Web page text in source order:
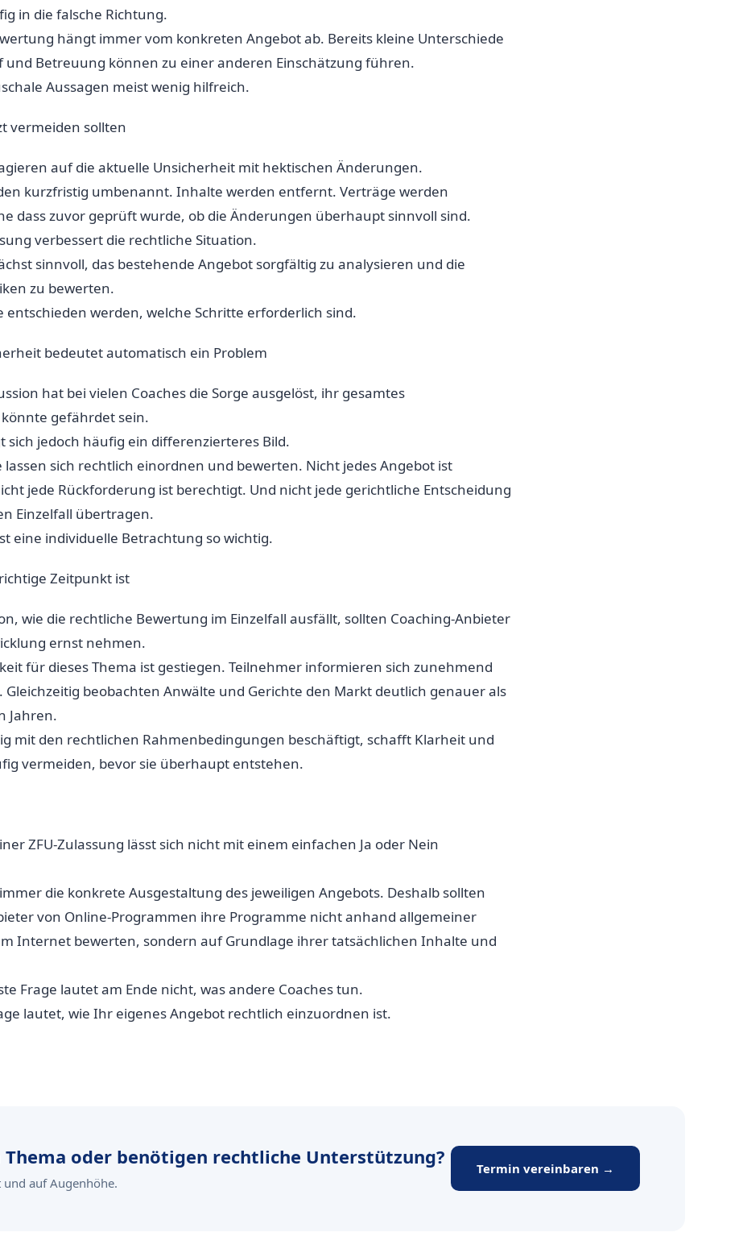
in die falsche Richtung.
hängt immer vom konkreten Angebot ab. Bereits kleine Unterschiede
und Betreuung können zu einer anderen Einschätzung führen.
Aussagen meist wenig hilfreich.
vermeiden sollten
auf die aktuelle Unsicherheit mit hektischen Änderungen.
kurzfristig umbenannt. Inhalte werden entfernt. Verträge werden
dass zuvor geprüft wurde, ob die Änderungen überhaupt sinnvoll sind.
verbessert die rechtliche Situation.
sinnvoll, das bestehende Angebot sorgfältig zu analysieren und die
zu bewerten.
entschieden werden, welche Schritte erforderlich sind.
bedeutet automatisch ein Problem
hat bei vielen Coaches die Sorge ausgelöst, ihr gesamtes
gefährdet sein.
sich jedoch häufig ein differenzierteres Bild.
lassen sich rechtlich einordnen und bewerten. Nicht jedes Angebot ist
jede Rückforderung ist berechtigt. Und nicht jede gerichtliche Entscheidung
Einzelfall übertragen.
eine individuelle Betrachtung so wichtig.
Zeitpunkt ist
wie die rechtliche Bewertung im Einzelfall ausfällt, sollten Coaching-Anbieter
ernst nehmen.
für dieses Thema ist gestiegen. Teilnehmer informieren sich zunehmend
Gleichzeitig beobachten Anwälte und Gerichte den Markt deutlich genauer als
Jahren.
mit den rechtlichen Rahmenbedingungen beschäftigt, schafft Klarheit und
vermeiden, bevor sie überhaupt entstehen.
ZFU-Zulassung lässt sich nicht mit einem einfachen Ja oder Nein
die konkrete Ausgestaltung des jeweiligen Angebots. Deshalb sollten
von Online-Programmen ihre Programme nicht anhand allgemeiner
Internet bewerten, sondern auf Grundlage ihrer tatsächlichen Inhalte und
Frage lautet am Ende nicht, was andere Coaches tun.
lautet, wie Ihr eigenes Angebot rechtlich einzuordnen ist.
Thema oder benötigen rechtliche Unterstützung?
auf Augenhöhe.
Termin vereinbaren →